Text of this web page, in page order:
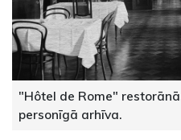
"Hôtel de Rome"
personīgā arhīva.